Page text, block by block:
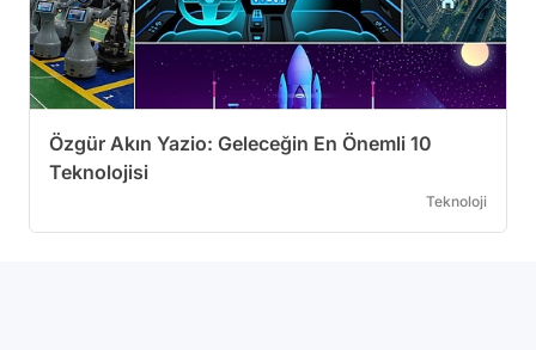
Özgür Akın Yazio: Geleceğin En Önemli 10
Teknolojisi
Teknoloji